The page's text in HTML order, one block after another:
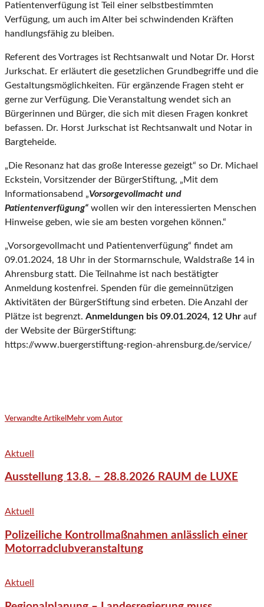
Patientenverfügung ist Teil einer selbstbestimmten
Verfügung, um auch im Alter bei schwindenden Kräften
handlungsfähig zu bleiben.
Referent des Vortrages ist Rechtsanwalt und Notar Dr. Horst
Jurkschat. Er erläutert die gesetzlichen Grundbegriffe und die
Gestaltungsmöglichkeiten. Für ergänzende Fragen steht er
gerne zur Verfügung. Die Veranstaltung wendet sich an
Bürgerinnen und Bürger, die sich mit diesen Fragen konkret
befassen. Dr. Horst Jurkschat ist Rechtsanwalt und Notar in
Bargteheide.
„Die Resonanz hat das große Interesse gezeigt“ so Dr. Michael
Eckstein, Vorsitzender der BürgerStiftung, „Mit dem
Informationsabend „Vorsorgevollmacht und
Patientenverfügung“ wollen wir den interessierten Menschen
Hinweise geben, wie sie am besten vorgehen können.“
„Vorsorgevollmacht und Patientenverfügung“ findet am
09.01.2024, 18 Uhr in der Stormarnschule, Waldstraße 14 in
Ahrensburg statt. Die Teilnahme ist nach bestätigter
Anmeldung kostenfrei. Spenden für die gemeinnützigen
Aktivitäten der BürgerStiftung sind erbeten. Die Anzahl der
Plätze ist begrenzt. Anmeldungen bis 09.01.2024, 12 Uhr auf
der Website der BürgerStiftung:
https://www.buergerstiftung-region-ahrensburg.de/service/
Verwandte Artikel Mehr vom Autor
Aktuell
Ausstellung 13.8. – 28.8.2026 RAUM de LUXE
Aktuell
Polizeiliche Kontrollmaßnahmen anlässlich einer
Motorradclubveranstaltung
Aktuell